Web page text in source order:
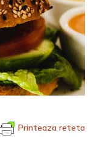
Printeaza reteta